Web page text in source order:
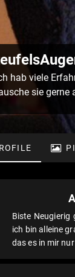
hab viele
sie gerne
Biste Neugierig
ich bin alleine
das es in mir